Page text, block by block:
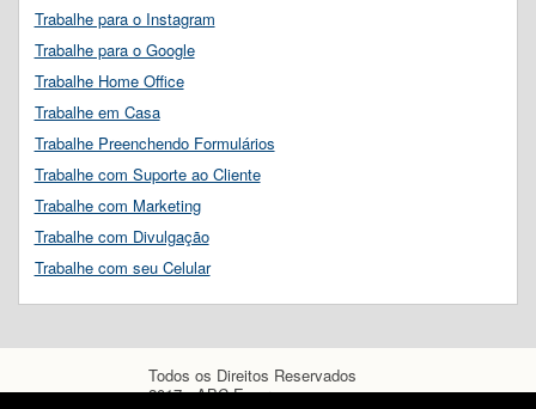
Trabalhe para o Instagram
Trabalhe para o Google
Trabalhe Home Office
Trabalhe em Casa
Trabalhe Preenchendo Formulários
Trabalhe com Suporte ao Cliente
Trabalhe com Marketing
Trabalhe com Divulgação
Trabalhe com seu Celular
Todos os Direitos Reservados
2017 - ABC Empregos